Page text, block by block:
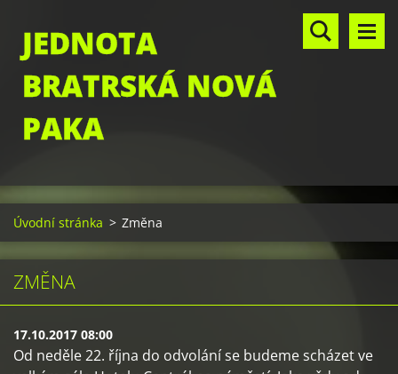
JEDNOTA
BRATRSKÁ NOVÁ
PAKA
Úvodní stránka > Změna
ZMĚNA
17.10.2017 08:00
Od neděle 22. října do odvolání se budeme scházet ve